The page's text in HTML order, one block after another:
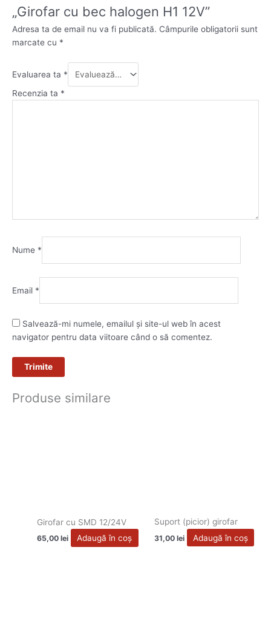
„Girofar cu bec halogen H1 12V”
Adresa ta de email nu va fi publicată. Câmpurile obligatorii sunt
marcate cu *
Evaluarea ta *
Recenzia ta *
Nume *
Email *
Salvează-mi numele, emailul și site-ul web în acest
navigator pentru data viitoare când o să comentez.
Produse similare
Girofar cu SMD 12/24V
65,00lei Adaugă în coș
Suport (picior) girofar
31,00 lei Adaugă în coș